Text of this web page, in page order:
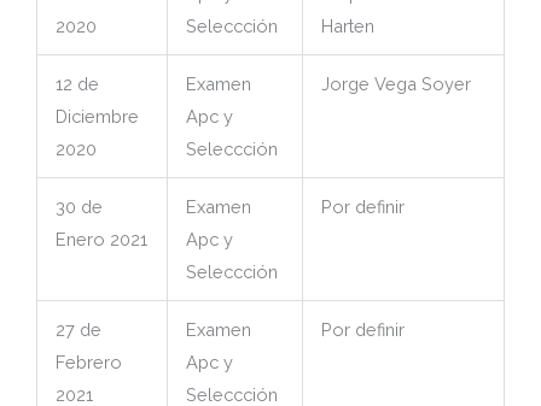
2020
Seleccción
Harten
12 de
Diciembre
2020
Examen
Apc y
Seleccción
Jorge Vega Soyer
30 de
Enero 2021
Examen
Apc y
Seleccción
Por definir
27 de
Febrero
2021
Examen
Apc y
Seleccción
Por definir